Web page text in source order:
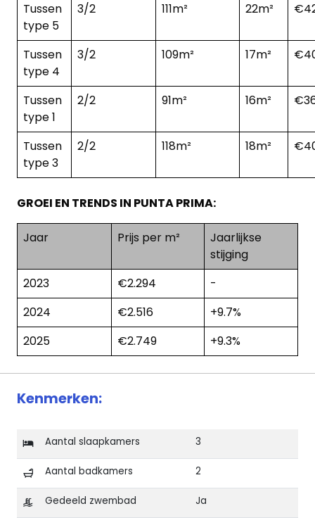
Tussen
type 5
3/2 111m² 22m²
Tussen
type 4
3/2 109m² 17m²
Tussen
type 1
2/2 91m² 16m²
Tussen
type 3
2/2 118m² 18m²
GROEI EN TRENDS IN PUNTA PRIMA:
Jaar Prijs per m²
Jaarlijkse
stijging
2023
€2.294
-
2024
€2.516
+9.7%
2025
€2.749 +9.3%
Kenmerken:
Aantal slaapkamers 3
Aantal badkamers 2
Gedeeld zwembad Ja